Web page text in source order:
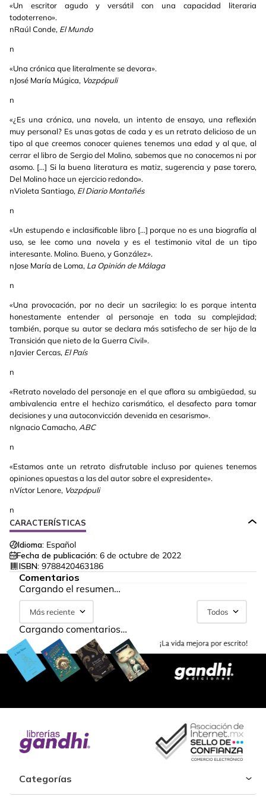
«Un escritor agudo y versátil con una capacidad literaria
todoterreno».
nRaúl Conde, El Mundo
n
«Una crónica que literalmente se devora».
nJosé María Múgica, Vozpópuli
n
«¿Es una crónica, una novela, un intento de ensayo, una reflexión
muy personal? Es unas gotas de cada y es un retrato delicioso de un
tipo al que creemos conocer quienes tenemos una edad y al que, al
cerrar el libro de Sergio del Molino, sabemos que no conocemos ni por
asomo. [...] Si la buena literatura es matiz, sugerencia y pase torero,
Del Molino hace un ejercicio redondo».
nVioleta Santiago, El Diario Montañés
n
«Un estupendo e inclasificable libro [...] porque no es una biografía al
uso, se lee como una novela y es el testimonio vital de un tipo
interesante. Molino. Bueno, y González».
nJose María de Loma, La Opinión de Málaga
n
«Una provocación, por no decir un sacrilegio: lo es porque intenta
honestamente entender al personaje en toda su complejidad;
también, porque su autor se declara más satisfecho de ser hijo de la
Transición que nieto de la Guerra Civil».
nJavier Cercas, El País
n
«Retrato novelado del personaje en el que aflora su ambigüedad, su
ambivalencia entre el hechizo carismático, el desafecto para tomar
decisiones y una autoconvicción devenida en cesarismo».
nIgnacio Camacho, ABC
n
«Estamos ante un retrato disfrutable incluso por quienes tenemos
opiniones opuestas a las del autor sobre el expresidente».
nVíctor Lenore, Vozpópuli
n
CARACTERÍSTICAS
Idioma: Español
Fecha de publicación: 6 de octubre de 2022
ISBN: 9788420463186
Comentarios
Cargando el resumen…
Más reciente Todos
Cargando comentarios…
Categorías